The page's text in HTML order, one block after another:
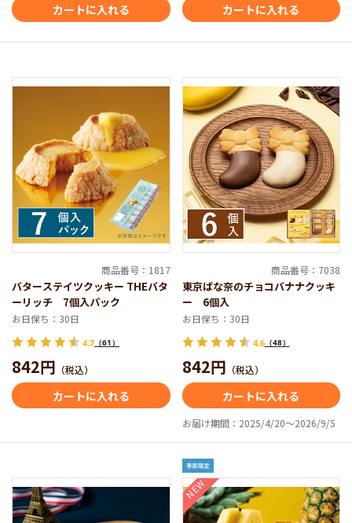
カートに入れる カートに入れる
商品番号：1817
バターステイツクッキー THEバタ
ーリッチ 7個入パック
お日保ち：30日
4.7 （61）
842円 （税込）
カートに入れる
商品番号：7038
東京ばな奈のチョコバナナクッキ
ー 6個入
お日保ち：30日
4.6（48）
842円 （税込）
カートに入れる
お届け期間：2025/4/20～2026/9/5
NEW